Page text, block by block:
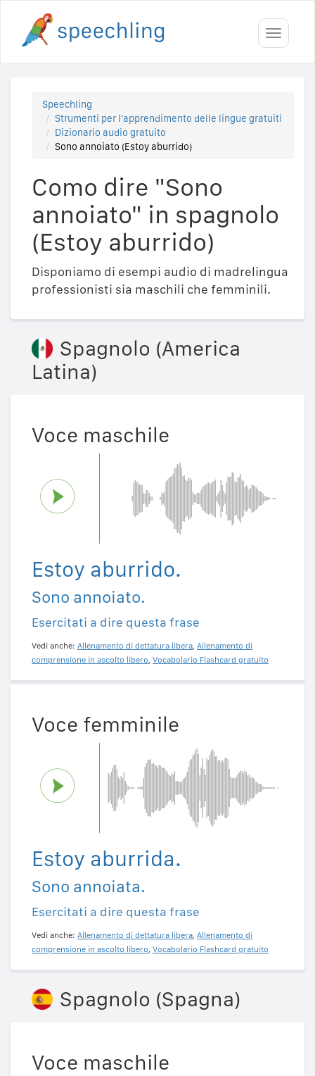
Toggle
Speechling
Strumenti per l'apprendimento delle lingue gratuiti
Dizionario audio gratuito
Sono annoiato (Estoy aburrido)
Como dire "Sono
annoiato" in spagnolo
(Estoy aburrido)
Disponiamo di esempi audio di madrelingua
professionisti sia maschili che femminili.
Spagnolo (America
Latina)
Voce maschile
Estoy aburrido.
Sono annoiato.
Esercitati a dire questa frase
Vedi anche: Allenamento di dettatura libera, Allenamento di
comprensione in ascolto libero, Vocabolario Flashcard gratuito
Voce femminile
Estoy aburrida.
Sono annoiata.
Esercitati a dire questa frase
Vedi anche: Allenamento di dettatura libera, Allenamento di
comprensione in ascolto libero, Vocabolario Flashcard gratuito
Spagnolo (Spagna)
Voce maschile